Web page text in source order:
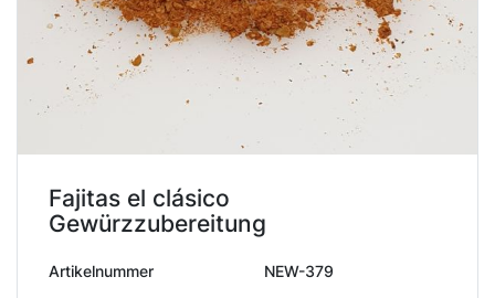
Fajitas el clásico
Gewürzzubereitung
Artikelnummer NEW-379